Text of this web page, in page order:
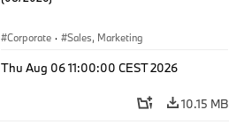
Corporate · Sales, Marketing
Thu Aug 06 11:00:00 CEST 2026
10.15 MB